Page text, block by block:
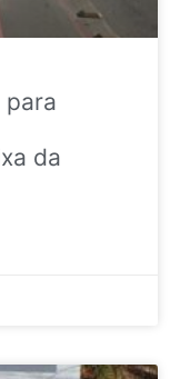
para
da